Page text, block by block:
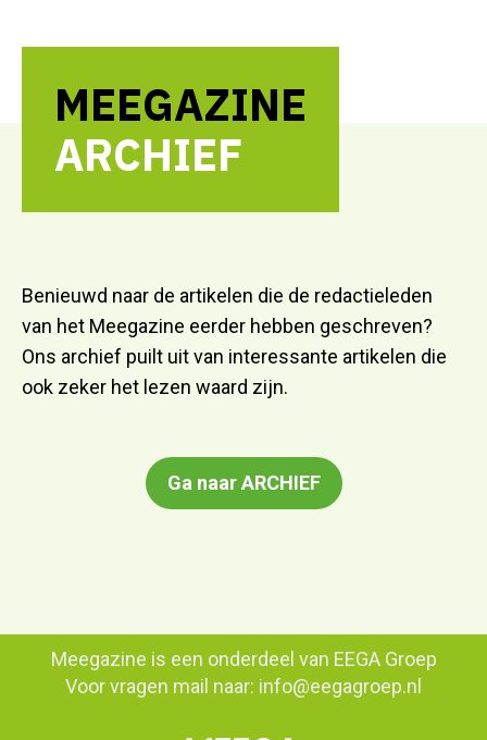
MEEGAZINE
ARCHIEF
Benieuwd naar de artikelen die de redactieleden
van het Meegazine eerder hebben geschreven?
Ons archief puilt uit van interessante artikelen die
ook zeker het lezen waard zijn.
Ga naar ARCHIEF
Meegazine is een onderdeel van EEGA Groep
Voor vragen mail naar: info@eegagroep.nl